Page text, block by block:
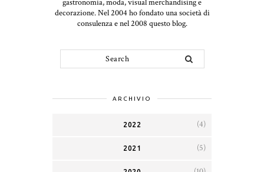
decorazione. Nel 2004 ho fondato una società di
consulenza e nel 2008 questo blog.
ARCHIVIO
2022 (4)
2021 (5)